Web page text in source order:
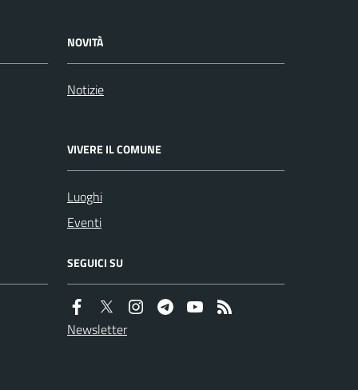
NOVITÀ
Notizie
VIVERE IL COMUNE
Luoghi
Eventi
SEGUICI SU
Newsletter